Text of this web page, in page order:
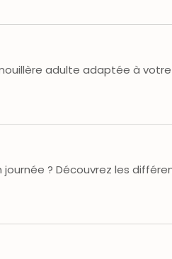
adulte adaptée à
? Découvrez les